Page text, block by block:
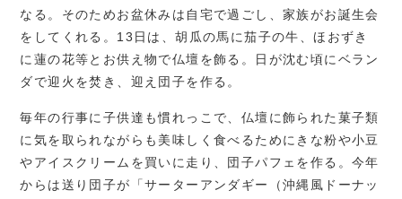
なる。そのためお盆休みは自宅で過ごし、家族がお誕生会
をしてくれる。13日は、胡瓜の馬に茄子の牛、ほおずき
に蓮の花等とお供え物で仏壇を飾る。日が沈む頃にベラン
ダで迎火を焚き、迎え団子を作る。
毎年の行事に子供達も慣れっこで、仏壇に飾られた菓子類
に気を取られながらも美味しく食べるためにきな粉や小豆
やアイスクリームを買いに走り、団子パフェを作る。今年
からは送り団子が「サーターアンダギー（沖縄風ドーナッ